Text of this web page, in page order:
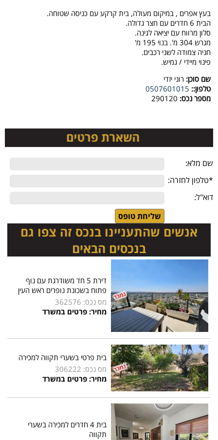
בעץ אפרים , במיקום מעולה, בית קרקע עם כניסה שטוחה.
הבית 6 חדרים עם חצר גדולה.
סלון מרווח עם יציאה לגינה.
מגרש 304 מ'. בנוי 195 מ'
חניה צמודה לשני רכבים.
פינוי מיידי / גמיש.
שם סוכן: רוני יזדי
טלפון:: 0507601015
מספר נכס: 290120
שם מלא:
*טלפון לחזרה:
דוא"ל:
אנשים שהתעניינו בנכס זה צפו גם
בנכסים הבאים
דירת 5 חד משודרגת עם נוף
פתוח בשכונת נופרים ראש העין
מס נכס: 362576
מחיר: פרטים במשרד
בית פרטי בשערי תקווה למכירה
מס נכס: 306222
מחיר: פרטים במשרד
בית 4 חדרים למכירה בשערי
תקווה